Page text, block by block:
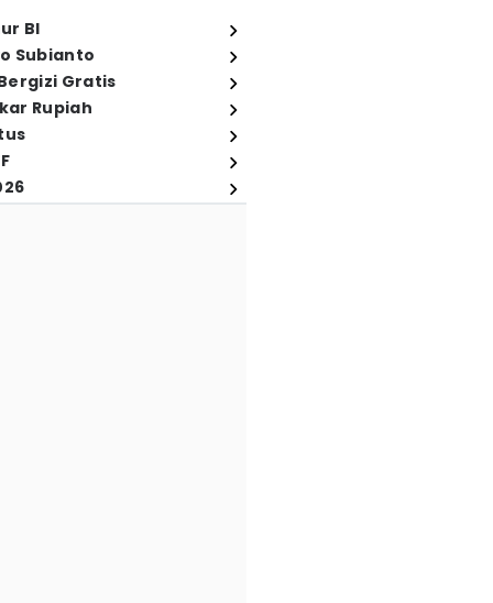
BI
Subianto
Gratis
Rupiah